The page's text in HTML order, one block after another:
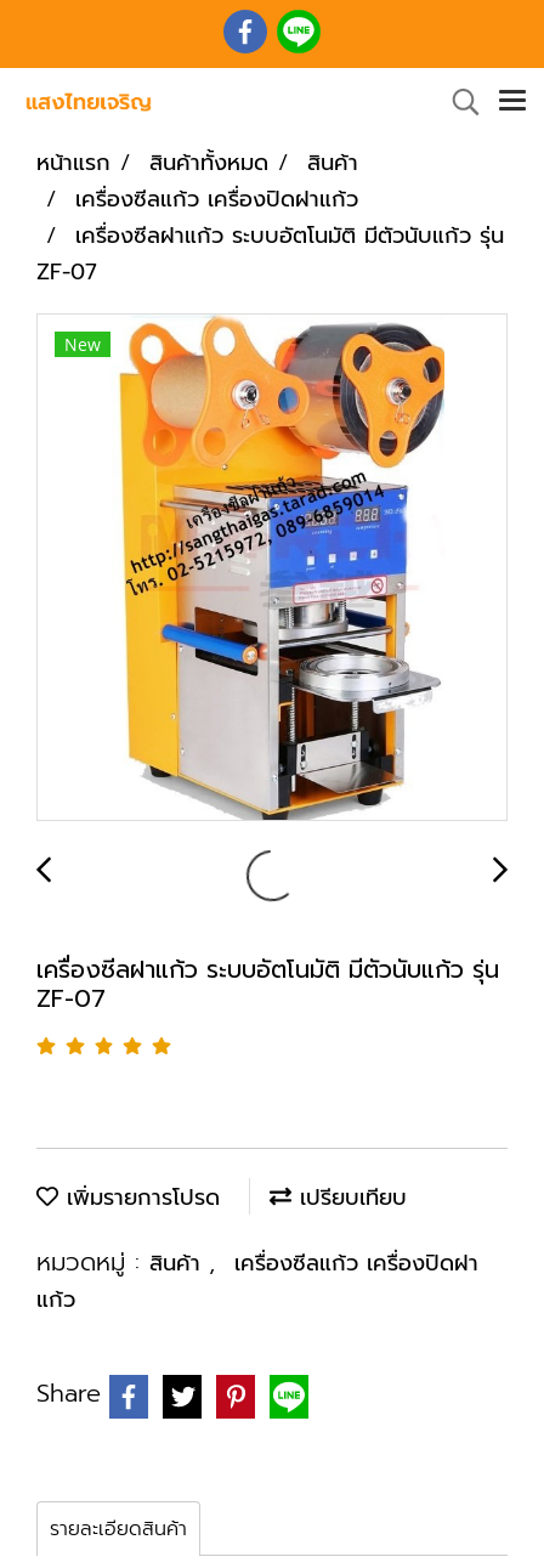
หน้าแรก สินค้าทั้งหมด
สินค้า
เครื่องซีลแก้ว เครื่องปิดฝาแก้ว
เครื่องซีลฝาแก้ว ระบบอัตโนมัติ มีตัวนับแก้ว รุ่น
ZF-07
New
เครื่องซีลฝาแก้ว ระบบอัตโนมัติ มีตัวนับแก้ว รุ่น
ZF-07
เพิ่มรายการโปรด เปรียบเทียบ
หมวดหมู่ : สินค้า ,
เครื่องซีลแก้ว เครื่องปิดฝา
แก้ว
Share
รายละเอียดสินค้า